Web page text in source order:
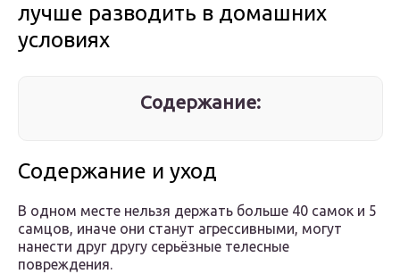
лучше разводить в домашних
условиях
Содержание:
Содержание и уход
В одном месте нельзя держать больше 40 самок и 5
самцов, иначе они станут агрессивными, могут
нанести друг другу серьёзные телесные
повреждения.